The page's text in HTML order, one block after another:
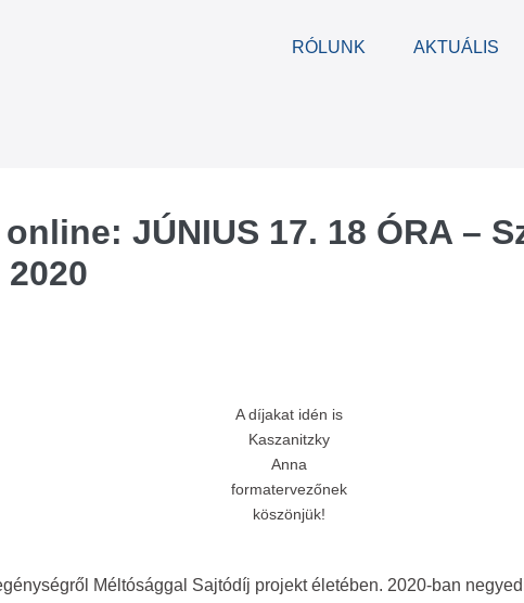
RÓLUNK AKTUÁLIS
JÚNIUS 17. 18 ÓRA –
A díjakat idén is
Kaszanitzky
Anna
formatervezőnek
köszönjük!
Méltósággal Sajtódíj projekt életében. 2020-ban